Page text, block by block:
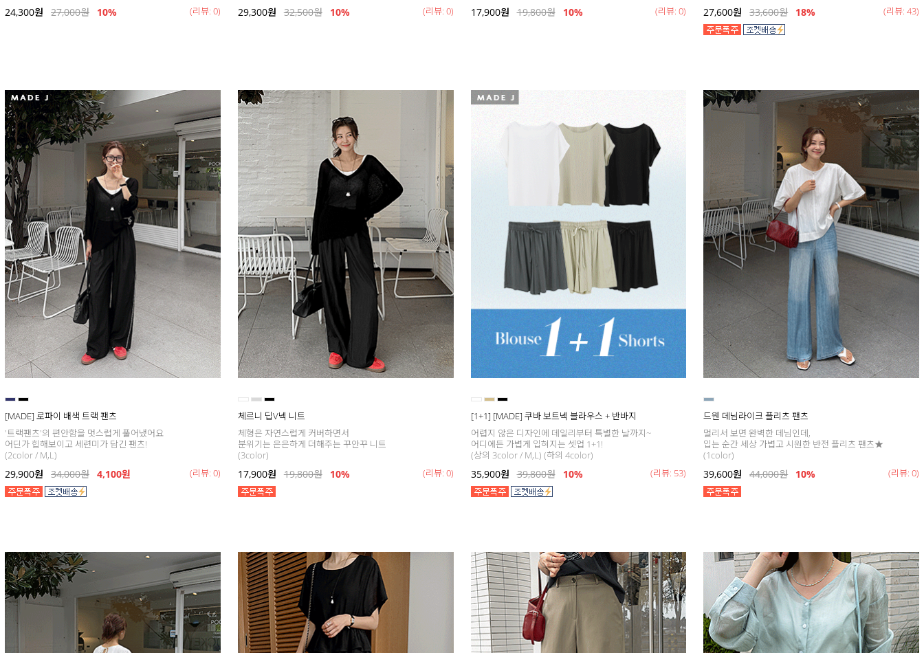
24,300원 27,000원 10% (리뷰: 0) 29,300원 32,500원 10% (리뷰: 0) 17,900원 19,800원 10% (리뷰: 0) 27,600원 33,600원 18% (리뷰: 43)
[MADE] 로파이 배색 트랙 팬츠
'트랙팬츠'의 편안함을 멋스럽게 풀어냈어요
어딘가 힙해보이고 세련미가 담긴 팬츠!
(2color / M,L)
29,900원 34,000원 4,100원 (리뷰: 0)
체르니 딥V넥 니트
체형은 자연스럽게 커버하면서
분위기는 은은하게 더해주는 꾸안꾸 니트
(3color)
17,900원 19,800원 10% (리뷰: 0)
[1+1] [MADE] 쿠바 보트넥 블라우스 + 반바지
어렵지 않은 디자인에 데일리부터 특별한 날까지~
어디에든 가볍게 입혀지는 셋업 1+1!
(상의 3color / M,L) (하의 4color)
35,900원 39,800원 10% (리뷰: 53)
드웬 데님라이크 플리츠 팬츠
멀리서 보면 완벽한 데님인데,
입는 순간 세상 가볍고 시원한 반전 플리츠 팬츠★
(1color)
39,600원 44,000원 10% (리뷰: 0)